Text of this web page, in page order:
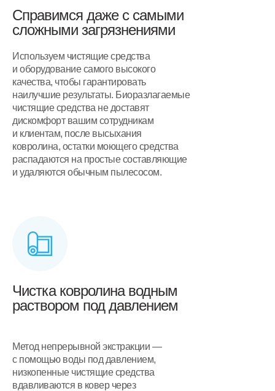
Справимся даже с самыми
сложными загрязнениями
Используем чистящие средства
и оборудование самого высокого
качества, чтобы гарантировать
наилучшие результаты. Биоразлагаемые
чистящие средства не доставят
дискомфорт вашим сотрудникам
и клиентам, после высыхания
ковролина, остатки моющего средства
распадаются на простые составляющие
и удаляются обычным пылесосом.
Чистка ковролина водным
раствором под давлением
Метод непрерывной экстракции —
с помощью воды под давлением,
низкопенные чистящие средства
вдавливаются в ковер через